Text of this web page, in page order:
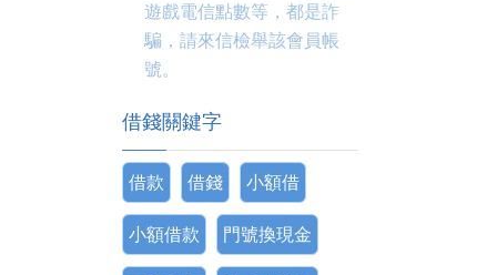
遊戲電信點數等，都是詐
騙，請來信檢舉該會員帳
號。
借錢關鍵字
借款 借錢 小額借
小額借款 門號換現金